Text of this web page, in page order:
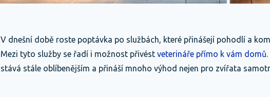
V dnešní době roste poptávka po službách, které přinášejí pohodlí a
Mezi tyto služby se řadí i možnost přivést veterináře přímo k vám domů
stává stále oblíbenějším a přináší mnoho výhod nejen pro zvířata